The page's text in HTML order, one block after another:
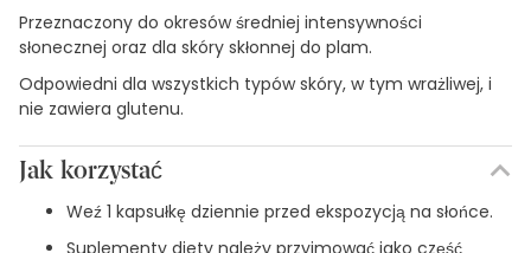
Przeznaczony do okresów średniej intensywności
słonecznej oraz dla skóry skłonnej do plam.
Odpowiedni dla wszystkich typów skóry, w tym wrażliwej, i
nie zawiera glutenu.
Jak korzystać
Weź 1 kapsułkę dziennie przed ekspozycją na słońce.